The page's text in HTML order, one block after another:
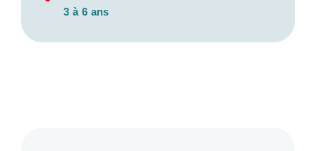
3 à 6 ans